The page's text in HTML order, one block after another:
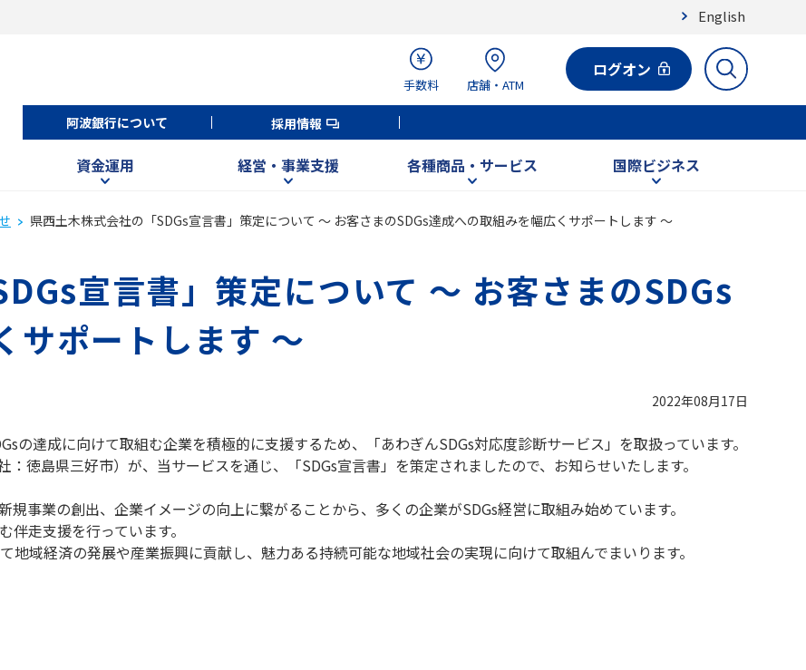
English
手数料 店舗・ATM
ログオン
阿波銀行について 採用情報
資金運用 経営・事業支援 各種商品・サービス 国際ビジネス
県西土木株式会社の「SDGs宣言書」策定について ～ お客さまのSDGs達成への取組みを幅広くサポートします ～
宣言書」策定について ～ お客さまのSDGs
サポートします ～
2022年08月17日
の達成に向けて取組む企業を積極的に支援するため、「あわぎんSDGs対応度診断サービス」を取扱っています。
徳島県三好市）が、当サービスを通じ、「SDGs宣言書」を策定されましたので、お知らせいたします。
事業の創出、企業イメージの向上に繋がることから、多くの企業がSDGs経営に取組み始めています。
走支援を行っています。
域経済の発展や産業振興に貢献し、魅力ある持続可能な地域社会の実現に向けて取組んでまいります。